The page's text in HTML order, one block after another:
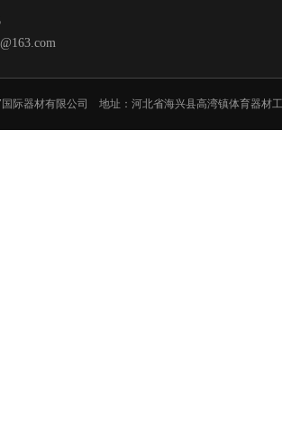
际器材有限公司 地址：河北省海兴县高湾镇体育器